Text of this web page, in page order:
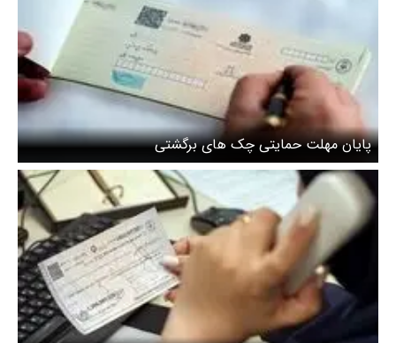
پایان مهلت حمایتی چک های برگشتی